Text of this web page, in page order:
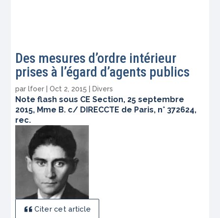
Des mesures d’ordre intérieur
prises à l’égard d’agents publics
par lfoer |Oct 2, 2015 Divers
Note flash sous CE Section, 25 septembre
2015, Mme B. c/ DIRECCTE de Paris, n° 372624,
rec.
Citer cet article